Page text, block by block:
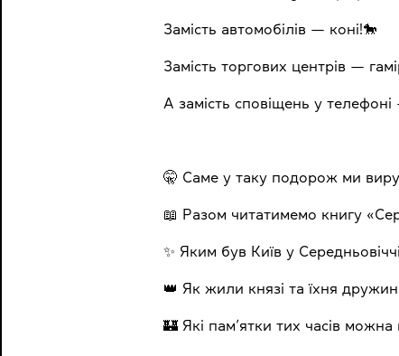
Замість автомобілів — коні!🐎
Замість торгових центрів —
А замість сповіщень у
🤫 Саме у таку подорож ми
📖 Разом читатимемо книгу
✨ Яким був Київ у
👑 Як жили князі та їхня
🏰 Які пам’ятки тих часів